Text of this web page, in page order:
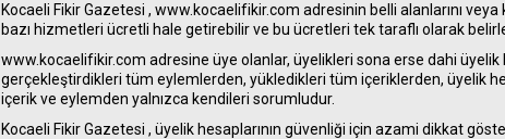
Kocaeli Fikir Gazetesi , www.kocaelifikir.com adresinin belli alanlarını veya
bazı hizmetleri ücretli hale getirebilir ve bu ücretleri tek taraflı olarak
www.kocaelifikir.com adresine üye olanlar, üyelikleri sona erse dahi üyelik
gerçekleştirdikleri tüm eylemlerden, yükledikleri tüm içeriklerden, üyelik
içerik ve eylemden yalnızca kendileri sorumludur.
Kocaeli Fikir Gazetesi , üyelik hesaplarının güvenliği için azami dikkat